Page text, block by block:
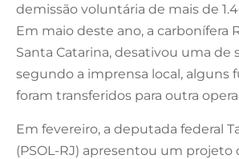
demissão voluntária de mais de
Em maio deste ano, a carbonífera
Santa Catarina, desativou uma de
segundo a imprensa local, alguns
foram transferidos para outra
Em fevereiro, a deputada federal
(PSOL-RJ) apresentou um projeto